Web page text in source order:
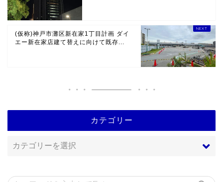
(仮称)神戸市灘区新在家1丁目計画 ダイ
エー新在家店建て替えに向けて既存...
カテゴリー